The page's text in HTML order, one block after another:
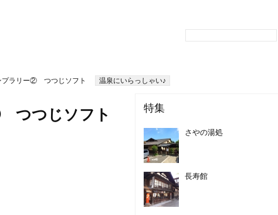
プラリー② つつじソフト 温泉にいらっしゃい♪
つつじソフト 特集
さやの湯処
長寿館